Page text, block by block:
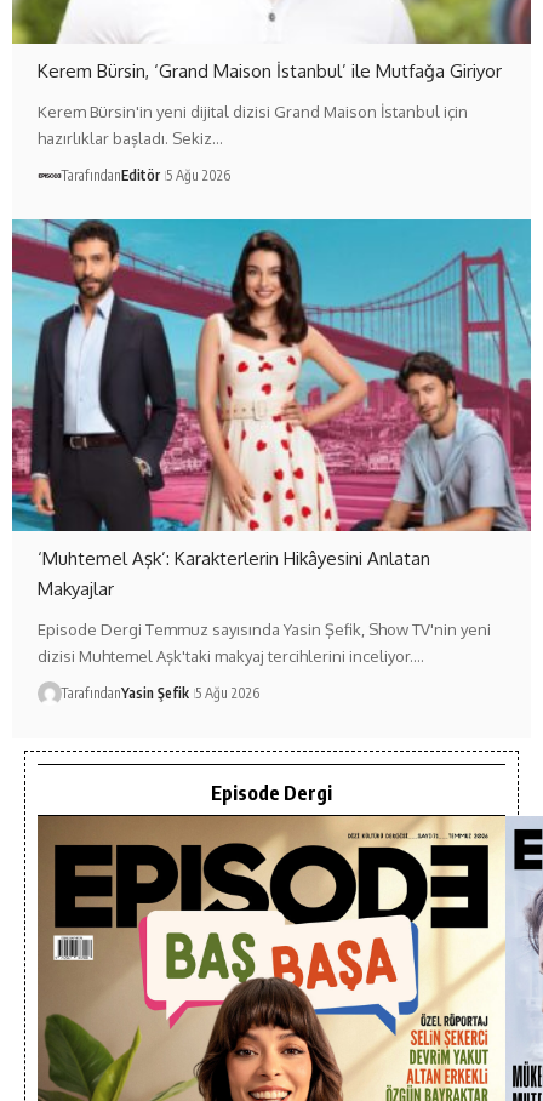
Kerem Bürsin, ‘Grand Maison İstanbul’ ile Mutfağa Giriyor
Kerem Bürsin'in yeni dijital dizisi Grand Maison İstanbul için
hazırlıklar başladı. Sekiz…
TarafındanEditör 5 Ağu 2026
‘Muhtemel Aşk’: Karakterlerin Hikâyesini Anlatan
Makyajlar
Episode Dergi Temmuz sayısında Yasin Şefik, Show TV'nin yeni
dizisi Muhtemel Aşk'taki makyaj tercihlerini inceliyor.…
TarafındanYasin Şefik 5 Ağu 2026
Episode Dergi